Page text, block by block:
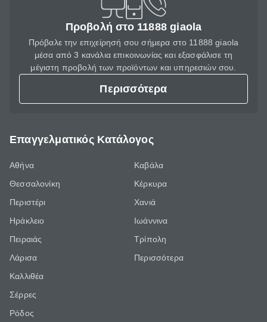
Προβολή στο 11888 giaola
Πρόβαλε την επιχείρησή σου σήμερα στο 11888 giaola
μέσα από 3 κανάλια επικοινωνίας και εξασφάλισε τη
μέγιστη προβολή των προϊόντων και υπηρεσιών σου.
Περισσότερα
Επαγγελματικός Κατάλογος
Αθήνα
Θεσσαλονίκη
Περιστέρι
Ηράκλειο
Πειραιάς
Λάρισα
Καλλιθέα
Σέρρες
Ρόδος
Καβάλα
Κέρκυρα
Χανιά
Ιωάννινα
Τρίπολη
Περισσότερα